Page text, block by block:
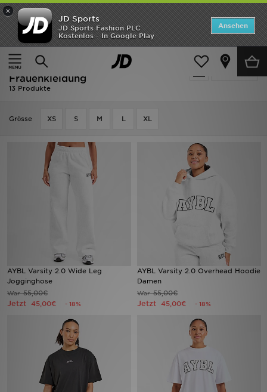
×
JD Sports
JD Sports Fashion PLC
Kostenlos - In Google Play
Ansehen
Startseite
Frauen Frauenkleidung
verfeinern
Ausverkauf | Frauen - AYBL
Frauenkleidung
13 Produkte
Grӧsse XS S M L XL
AYBL Varsity 2.0 Wide Leg
Jogginghose
War55,00€
Jetzt 45,00€ - 18%
AYBL Varsity 2.0 Overhead Hoodie
Damen
War55,00€
Jetzt 45,00€ - 18%
Startseite
ANGEBOTE
Marken
Fußball
Sport
Lade Die APP
Geschenkkarte
Filialfinder